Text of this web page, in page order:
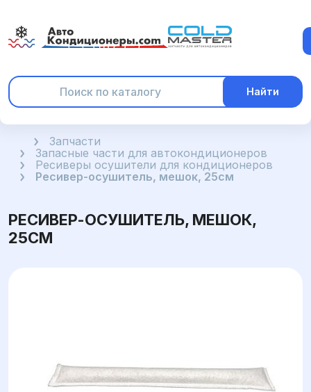
Найти
ГлавнаяЗапчасти
Запасные части для автокондиционеров
Ресиверы осушители для кондиционеров
Ресивер-осушитель, мешок, 25см
РЕСИВЕР-ОСУШИТЕЛЬ, МЕШОК,
25СМ